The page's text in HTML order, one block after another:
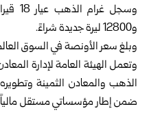
و‏12800 ليرة جديدة شراءً. ‏ ‏
وبلغ سعر الأونصة في السوق العالمية اليوم
وتعمل الهيئة العامة لإدارة
‏الذهب والمعادن الثمينة
ضمن ‏إطار مؤسساتي مستقل مالياً